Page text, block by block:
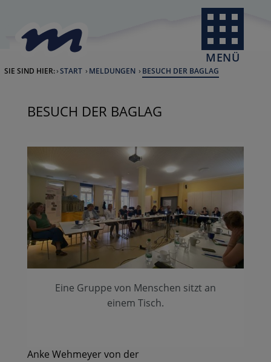
back to home
MENÜ
SIE SIND HIER: START MELDUNGEN CURRENT:
BESUCH DER BAGLAG
BESUCH DER BAGLAG
Eine Gruppe von Menschen sitzt an
einem Tisch.
Anke Wehmeyer von der